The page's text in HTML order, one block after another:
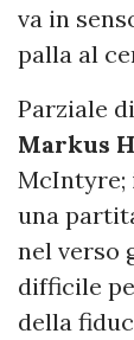
va in
palla al
Parziale
Markus
McIntyre;
una
nel verso
difficile
della